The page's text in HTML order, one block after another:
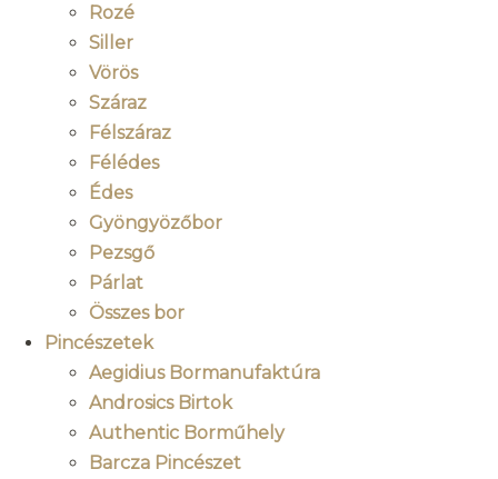
Rozé
Siller
Vörös
Száraz
Félszáraz
Félédes
Édes
Gyöngyözőbor
Pezsgő
Párlat
Összes bor
Pincészetek
Aegidius Bormanufaktúra
Androsics Birtok
Authentic Borműhely
Barcza Pincészet